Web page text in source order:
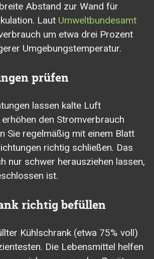
Abstand zur Wand für
Laut Umweltbundesamt
um etwa drei Prozent
Umgebungstemperatur.
prüfen
lassen kalte Luft
den Stromverbrauch
Sie regelmäßig mit einem Blatt
richtig schließen. Das
nur schwer herausziehen lassen,
ist.
richtig befüllen
Kühlschrank (etwa 75% voll)
Die Lebensmittel helfen